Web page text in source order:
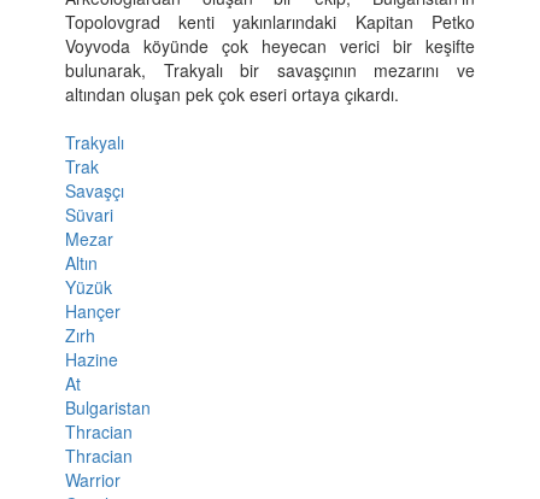
Topolovgrad kenti yakınlarındaki Kapitan Petko
Voyvoda köyünde çok heyecan verici bir keşifte
bulunarak, Trakyalı bir savaşçının mezarını ve
altından oluşan pek çok eseri ortaya çıkardı.
Trakyalı
Trak
Savaşçı
Süvari
Mezar
Altın
Yüzük
Hançer
Zırh
Hazine
At
Bulgaristan
Thracian
Thracian
Warrior